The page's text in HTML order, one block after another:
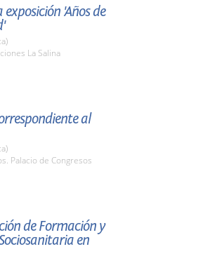
'Años de
La Salina
al
Palacio de Congresos
de Formación y
en